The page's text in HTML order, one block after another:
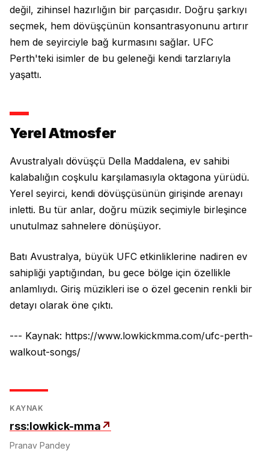
değil, zihinsel hazırlığın bir parçasıdır. Doğru şarkıyı
seçmek, hem dövüşçünün konsantrasyonunu artırır
hem de seyirciyle bağ kurmasını sağlar. UFC
Perth'teki isimler de bu geleneği kendi tarzlarıyla
yaşattı.
Yerel Atmosfer
Avustralyalı dövüşçü Della Maddalena, ev sahibi
kalabalığın coşkulu karşılamasıyla oktagona yürüdü.
Yerel seyirci, kendi dövüşçüsünün girişinde arenayı
inletti. Bu tür anlar, doğru müzik seçimiyle birleşince
unutulmaz sahnelere dönüşüyor.
Batı Avustralya, büyük UFC etkinliklerine nadiren ev
sahipliği yaptığından, bu gece bölge için özellikle
anlamlıydı. Giriş müzikleri ise o özel gecenin renkli bir
detayı olarak öne çıktı.
--- Kaynak: https://www.lowkickmma.com/ufc-perth-
walkout-songs/
KAYNAK
rss:lowkick-mma↗
Pranav Pandey